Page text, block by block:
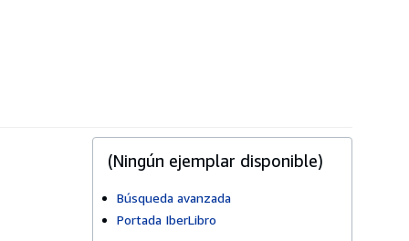
(Ningún ejemplar disponible)
Búsqueda avanzada
Portada IberLibro